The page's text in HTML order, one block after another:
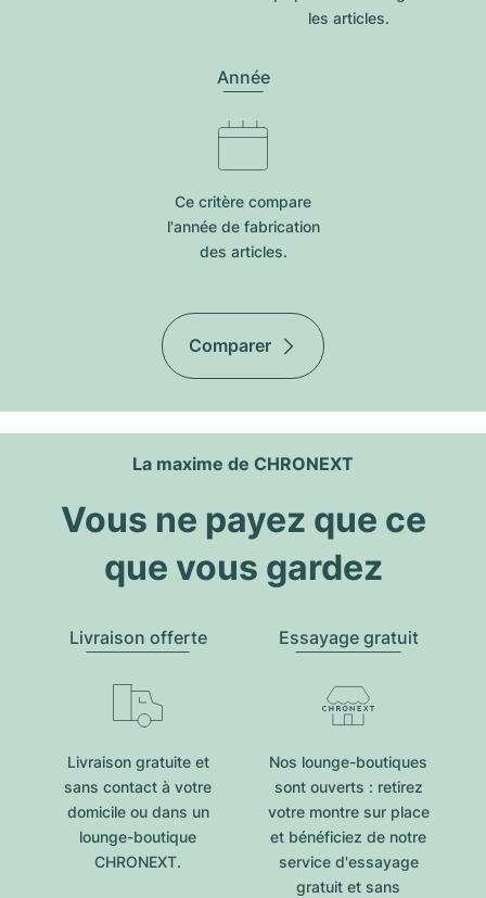
les articles.
Année
Ce critère compare
l'année de fabrication
des articles.
Comparer
La maxime de CHRONEXT
Vous ne payez que ce
que vous gardez
Livraison offerte
Livraison gratuite et
sans contact à votre
domicile ou dans un
lounge-boutique
CHRONEXT.
Essayage gratuit
Nos lounge-boutiques
sont ouverts : retirez
votre montre sur place
et bénéficiez de notre
service d'essayage
gratuit et sans